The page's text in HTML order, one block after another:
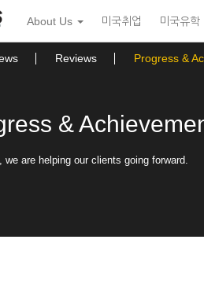
About Us 미국취업 미국유학
Reviews Progress &
&
we are helping our clients going forward.